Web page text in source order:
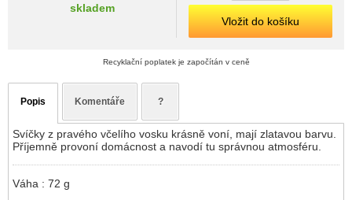
skladem
Vložit do košíku
Recyklační poplatek je započítán v ceně
Popis Komentáře ?
Svíčky z pravého včelího vosku krásně voní, mají zlatavou barvu.
Příjemně provoní domácnost a navodí tu správnou atmosféru.
Váha : 72 g